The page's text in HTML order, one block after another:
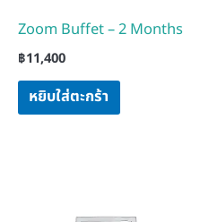
Zoom Buffet – 2 Months
฿11,400
หยิบใส่ตะกร้า